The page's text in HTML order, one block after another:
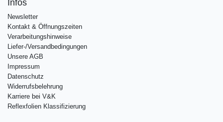
Infos
Newsletter
Kontakt & Öffnungszeiten
Verarbeitungshinweise
Liefer-/Versandbedingungen
Unsere AGB
Impressum
Datenschutz
Widerrufsbelehrung
Karriere bei V&K
Reflexfolien Klassifizierung